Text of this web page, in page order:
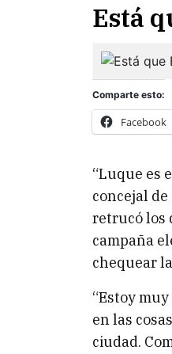
Está
Comparte esto:
Facebook
“Luque es
concejal de
retrucó los
campaña
chequear
“Estoy
en las
ciudad.